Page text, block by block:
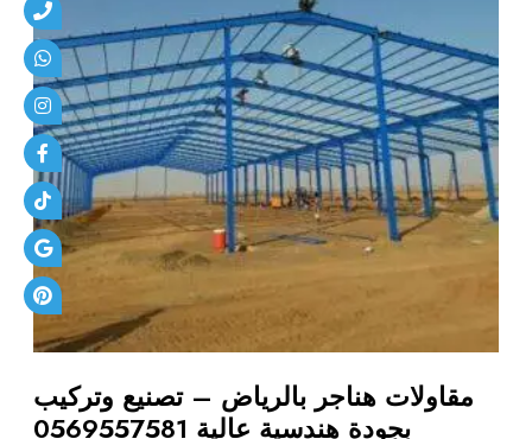
مقاولات هناجر بالرياض – تصنيع وتركيب
بجودة هندسية عالية 0569557581